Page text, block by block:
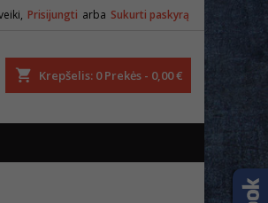
Prisijungti arba Sukurti paskyrą
Krepšelis 0 Prekės - 0,00 €